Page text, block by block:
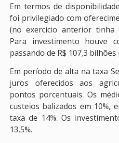
Em termos de
foi privilegiado com
(no exercício anterior tinha
Para investimento houve
passando de R$ 107,3
Em período de alta na taxa
juros oferecidos aos
pontos porcentuais. Os
custeios balizados em 10%,
taxa de 14%. Os
13,5%.